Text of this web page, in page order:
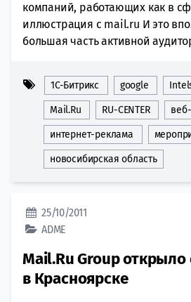
компаний, работающих как в
иллюстрация с mail.ru И это
большая часть активной
1С-Битрикс google
Mail.Ru RU-CENTER
интернет-реклама
новосибирская область
25/10/2011
ADME
Mail.Ru Group
в Красноярске